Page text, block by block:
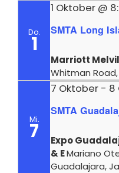
Do.
1
SMTA Long
1 Oktober @
Marriott
Whitman
Mi.
7
SMTA
7 Oktober - 8
Expo
& EMariano
Guadalajara,